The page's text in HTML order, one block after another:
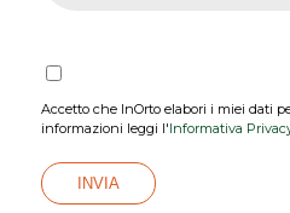
Accetto che InOrto elabori i miei dati
informazioni leggi l'Informativa